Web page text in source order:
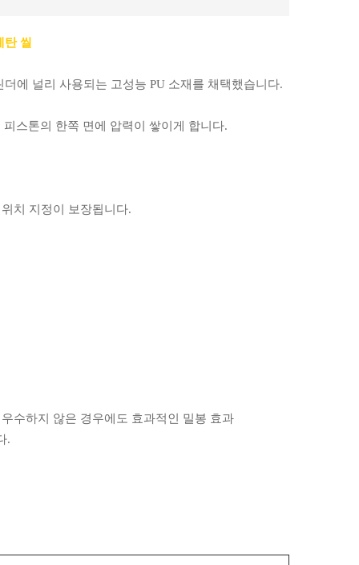
탄 씰
에 널리 사용되는 고성능 PU 소재를 채택했습니다.
스톤의 한쪽 면에 압력이 쌓이게 합니다.
치 지정이 보장됩니다.
수하지 않은 경우에도 효과적인 밀봉 효과
.